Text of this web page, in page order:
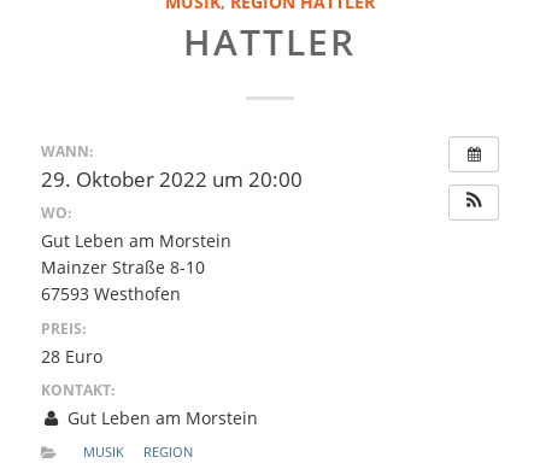
HATTLER
WANN:
29. Oktober 2022 um 20:00
WO:
Gut Leben am Morstein
Mainzer Straße 8-10
67593 Westhofen
PREIS:
28 Euro
KONTAKT:
Gut Leben am Morstein
MUSIK REGION